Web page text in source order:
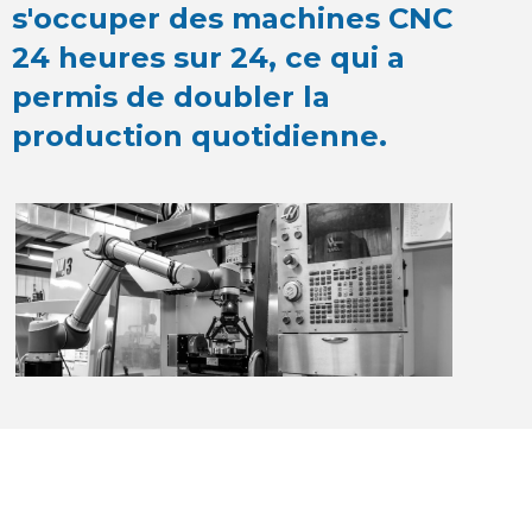
s'occuper des machines CNC
24 heures sur 24, ce qui a
permis de doubler la
production quotidienne.